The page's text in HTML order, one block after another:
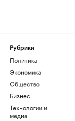
Рубрики
Политика
Экономика
Общество
Бизнес
Технологии и
медиа